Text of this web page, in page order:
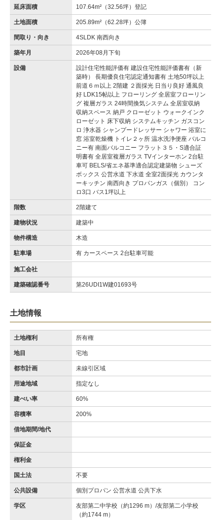
延床面積 107.64m²（32.56坪）登記
土地面積 205.89m²（62.28坪）公簿
間取り・向き 4SLDK 南西向き
築年月 2026年08月下旬
設備
設計住宅性能評価有 建設住宅性能評価書有（新
築時） 長期優良住宅認定通知書有 土地50坪以上
前道６ｍ以上 2階建 ２面採光 日当り良好 通風良
好 LDK15帖以上 フローリング 全居室フローリン
グ 複層ガラス 24時間換気システム 全居室収納
収納スペース 納戸 クローゼット ウォークインク
ローゼット 床下収納 システムキッチン ガスコン
ロ 浄水器 シャンプードレッサー シャワー 浴室に
窓 浴室乾燥機 トイレ２ヶ所 温水洗浄便座 バルコ
ニー有 南面バルコニー フラット３５・S適合証
明書有 全居室複層ガラス TVインターホン 2台駐
車可 BELS/省エネ基準適合認定建築物 シューズ
ボックス 公営水道 下水道 全室2面採光 カウンタ
ーキッチン 南西向き プロパンガス（個別） コン
ロ3口 バス1坪以上
階数 2階建て
建物状況 建築中
物件構造 木造
駐車場 有 カースペース 2台駐車可能
施工会社
建築確認番号 第26UDI1W建01693号
土地情報
土地権利 所有権
地目 宅地
都市計画 未線引区域
用途地域 指定なし
建ぺい率 60%
容積率 200%
借地期間/地代
保証金
権利金
国土法 不要
公共設備 個別プロパン 公営水道 公共下水
学区
友部第二中学校（約1296 m）/友部第二小学校
（約1744 m）